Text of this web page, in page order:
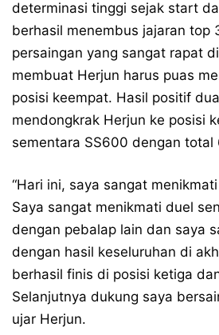
determinasi tinggi sejak start
berhasil menembus jajaran top
persaingan yang sangat rapat
membuat Herjun harus puas
posisi keempat. Hasil positif
mendongkrak Herjun ke posisi
sementara SS600 dengan total
“Hari ini, saya sangat
Saya sangat menikmati duel
dengan pebalap lain dan saya
dengan hasil keseluruhan di
berhasil finis di posisi ketiga
Selanjutnya dukung saya
ujar Herjun.